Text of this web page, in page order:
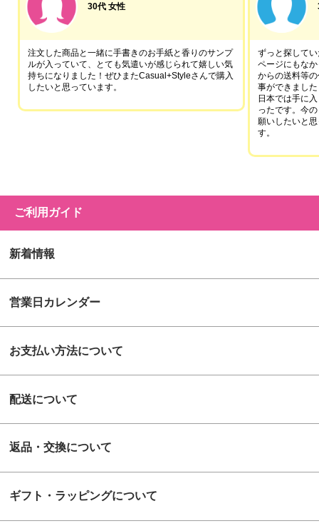
30代 女性
注文した商品と一緒に手書きのお手紙と香りのサンプ
ルが入っていて、とても気遣いが感じられて嬉しい気
持ちになりました！ぜひまたCasual+Styleさんで購入
したいと思っています。
ずっと探して
ページにもな
からの送料等
事ができました
日本では手に
ったです。今
願いしたいと
す。
ご利用ガイド
新着情報
営業日カレンダー
お支払い方法について
配送について
返品・交換について
ギフト・ラッピングについて